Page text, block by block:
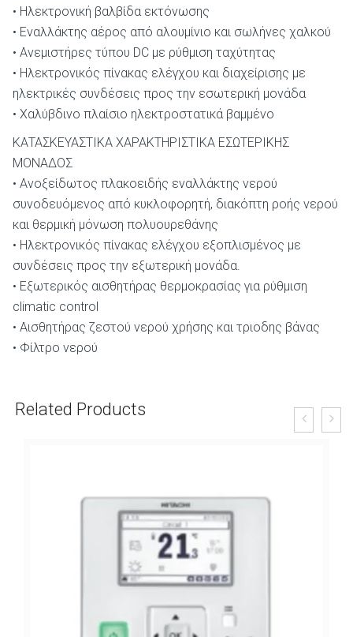
• Ηλεκτρονική βαλβίδα εκτόνωσης
• Εναλλάκτης αέρος από αλουμίνιο και σωλήνες χαλκού
• Ανεμιστήρες τύπου DC με ρύθμιση ταχύτητας
• Ηλεκτρονικός πίνακας ελέγχου και διαχείρισης με
ηλεκτρικές συνδέσεις προς την εσωτερική μονάδα
• Χαλύβδινο πλαίσιο ηλεκτροστατικά βαμμένο
ΚΑΤΑΣΚΕΥΑΣΤΙΚΑ ΧΑΡΑΚΤΗΡΙΣΤΙΚΑ ΕΣΩΤΕΡΙΚΗΣ
ΜΟΝΑΔΟΣ
• Ανοξείδωτος πλακοειδής εναλλάκτης νερού
συνοδευόμενος από κυκλοφορητή, διακόπτη ροής νερού
και θερμική μόνωση πολυουρεθάνης
• Ηλεκτρονικός πίνακας ελέγχου εξοπλισμένος με
συνδέσεις προς την εξωτερική μονάδα.
• Εξωτερικός αισθητήρας θερμοκρασίας για ρύθμιση
climatic control
• Αισθητήρας ζεστού νερού χρήσης και τριοδης βάνας
• Φίλτρο νερού
Related Products